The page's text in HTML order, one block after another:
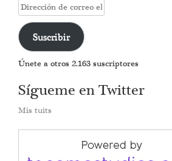
Dirección
de
correo
electrónico
Suscribir
Únete a otros 2.163 suscriptores
Sígueme en Twitter
Mis tuits